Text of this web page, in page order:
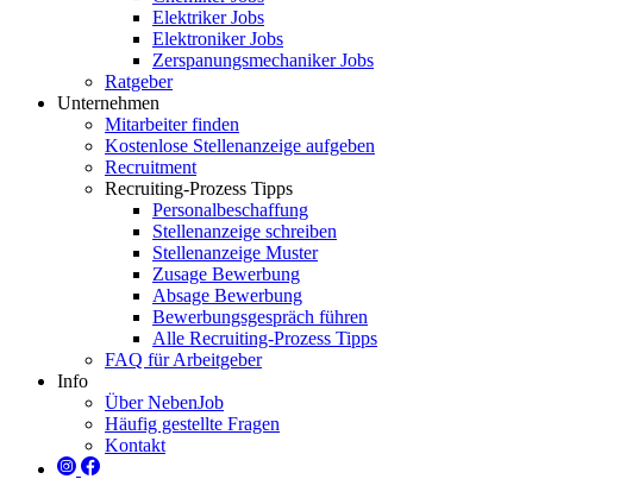
Elektriker Jobs
Elektroniker Jobs
Zerspanungsmechaniker Jobs
Ratgeber
Unternehmen
Mitarbeiter finden
Kostenlose Stellenanzeige aufgeben
Recruitment
Recruiting-Prozess Tipps
Personalbeschaffung
Stellenanzeige schreiben
Stellenanzeige Muster
Zusage Bewerbung
Absage Bewerbung
Bewerbungsgespräch führen
Alle Recruiting-Prozess Tipps
FAQ für Arbeitgeber
Info
Über NebenJob
Häufig gestellte Fragen
Kontakt